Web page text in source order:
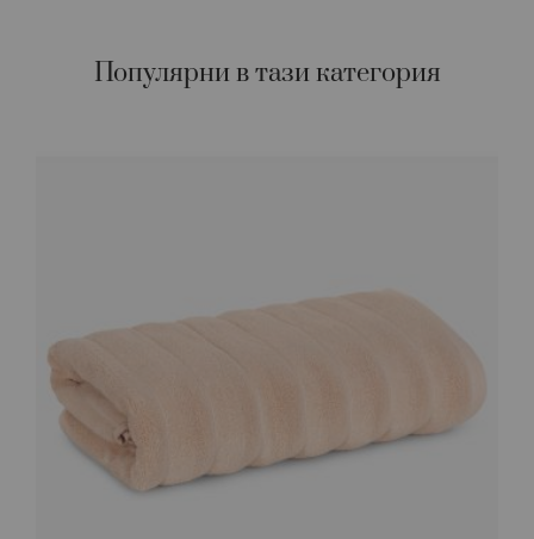
Популярни в тази категория